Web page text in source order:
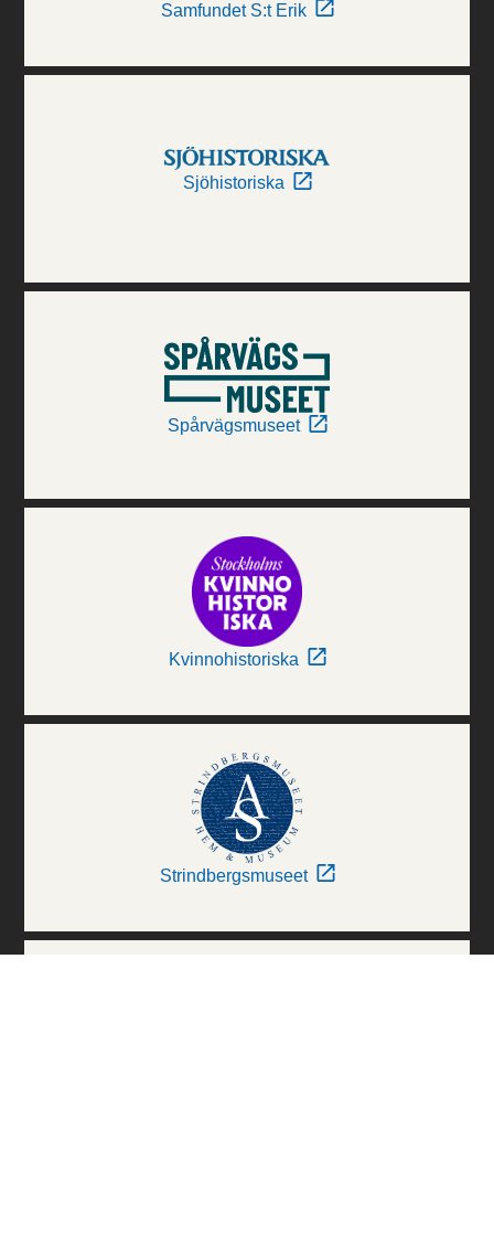
Samfundet S:t Erik
Sjöhistoriska
Spårvägsmuseet
Kvinnohistoriska
Strindbergsmuseet